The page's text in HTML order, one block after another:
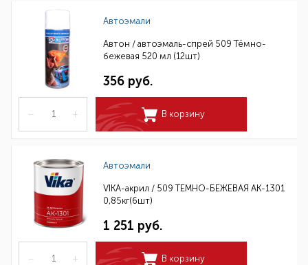
Автоэмали
Автон / автоэмаль-спрей 509 Тёмно-
бежевая 520 мл (12шт)
356 руб.
– + В корзину
Автоэмали
VIKA-акрил / 509 ТЕМНО-БЕЖЕВАЯ АК-1301
0,85кг(6шт)
1 251 руб.
– + В корзину